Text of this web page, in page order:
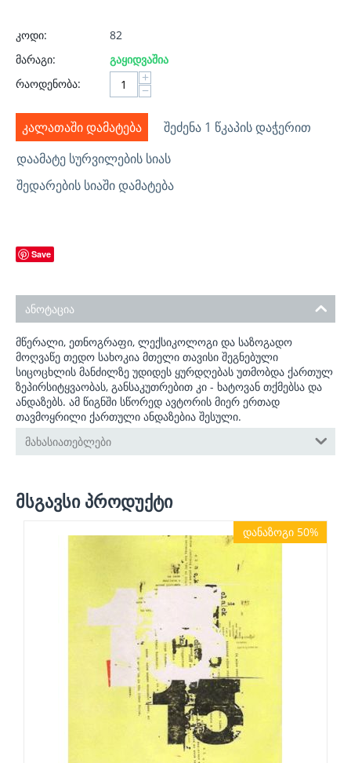
კოდი:
82
მარაგი:
გაყიდვაშია
რაოდენობა:
+
−
ᲙᲐᲚᲐᲗᲐᲨᲘ ᲓᲐᲛᲐᲢᲔᲑᲐ
ᲨᲔᲫᲔᲜᲐ 1 ᲬᲙᲐᲞᲘᲡ ᲓᲐᲭᲔᲠᲘᲗ
ᲓᲐᲐᲛᲐᲢᲔ ᲡᲣᲠᲕᲘᲚᲔᲑᲘᲡ ᲡᲘᲐᲡ
ᲨᲔᲓᲐᲠᲔᲑᲘᲡ ᲡᲘᲐᲨᲘ ᲓᲐᲛᲐᲢᲔᲑᲐ
Save
ანოტაცია
მწერალი, ეთნოგრაფი, ლექსიკოლოგი და საზოგადო
მოღვაწე თედო სახოკია მთელი თავისი შეგნებული
სიცოცხლის მანძილზე უდიდეს ყურდღებას უთმობდა ქართულ
ზეპირსიტყვაობას, განსაკუთრებით კი - ხატოვან თქმებსა და
ანდაზებს. ამ წიგნში სწორედ ავტორის მიერ ერთად
თავმოყრილი ქართული ანდაზებია შესული.
მახასიათებლები
მსგავსი პროდუქტი
დანაზოგი 50%